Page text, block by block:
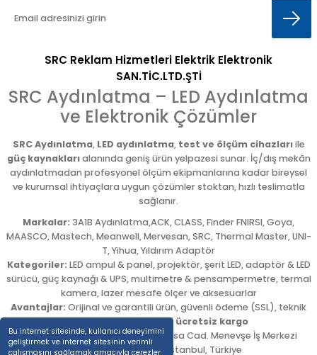
Bu internet sitesinde, kullanıcı deneyimini
geliştirmek ve internet sitesinin verimli
çalışmasını sağlamak amacıyla çerezler
SRC Reklam Hizmetleri Elektrik Elektronik
SAN.TİC.LTD.ŞTİ
SRC Aydınlatma – LED Aydınlatma
ve Elektronik Çözümler
SRC Aydınlatma, LED aydınlatma, test ve ölçüm cihazlarıile
güç kaynaklarıalanında geniş ürün yelpazesi sunar. İç/dış mekân
aydınlatmadan profesyonel ölçüm ekipmanlarına kadar bireysel
ve kurumsal ihtiyaçlara uygun çözümler stoktan, hızlı teslimatla
sağlanır.
Markalar: 3A1B Aydınlatma,ACK, CLASS, Finder FNIRSI, Goya,
MAASCO, Mastech, Meanwell, Mervesan, SRC, Thermal Master, UNI-
T, Yihua, Yıldırım Adaptör
Kategoriler: LED ampul & panel, projektör, şerit LED, adaptör & LED
sürücü, güç kaynağı & UPS, multimetre & pensampermetre, termal
kamera, lazer mesafe ölçer ve aksesuarlar
Avantajlar: Orijinal ve garantili ürün, güvenli ödeme (SSL), teknik
destek,5.000 TL üzeri ücretsiz kargo
Adres: Emekyemez Mah. Okçumusa Cad. Menevşe İş Merkezi
No:22/58,Beyoğlu/ İstanbul, Türkiye